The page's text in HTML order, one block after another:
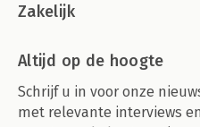
Zakelijk
Altijd op de hoogte
Schrijf u in voor onze
met relevante interviews